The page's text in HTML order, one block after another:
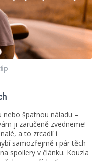
nebo špatnou náladu –
ji zaručeně zvedneme!
a to zrcadlí i
samozřejmě i pár těch
spoilery v článku. Kouzla